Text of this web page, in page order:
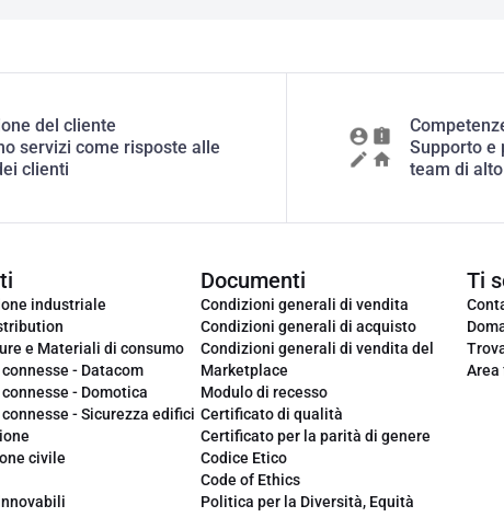
del cliente
servizi come risposte alle
clienti
Supporto e
team di
industriale
e Materiali di consumo
- Datacom
- Domotica
- Sicurezza edifici
civile
Documenti
Condizioni generali di vendita
Condizioni generali di acquisto
Condizioni generali di vendita del
Marketplace
Modulo di recesso
Certificato di qualità
Certificato per la parità di genere
Codice Etico
Code of Ethics
Politica per la Diversità, Equità
Ti
Area